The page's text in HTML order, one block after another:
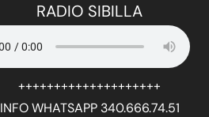
RADIO SIBILLA
++++++++++++++++++++
INFO WHATSAPP 340.666.74.51